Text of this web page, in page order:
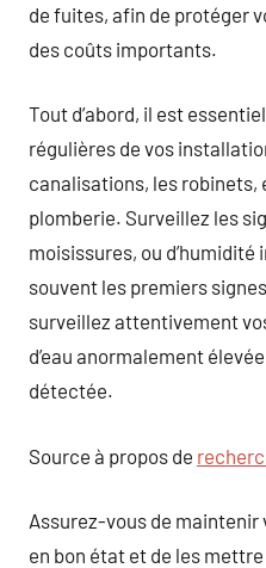
de fuites, afin de protéger
des coûts importants.
Tout d’abord, il est
régulières de vos
canalisations, les robinets,
plomberie. Surveillez les
moisissures, ou
souvent les premiers
surveillez attentivement
d’eau anormalement
détectée.
Source à propos de
Assurez-vous de maintenir
en bon état et de les